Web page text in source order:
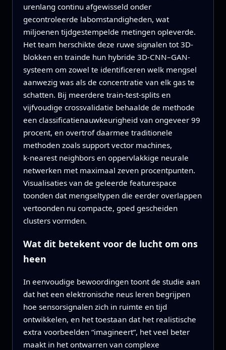
urenlang continu afgewisseld onder
gecontroleerde labomstandigheden, wat
miljoenen tijdgestempelde metingen opleverde.
Het team herschikte deze ruwe signalen tot 3D-
blokken en trainde hun hybride 3D‑CNN–GAN-
systeem om zowel te identificeren welk mengsel
aanwezig was als de concentratie van elk gas te
schatten. Bij meerdere train-test-splits en
vijfvoudige crossvalidatie behaalde de methode
een classificatienauwkeurigheid van ongeveer 99
procent, en overtrof daarmee traditionele
methoden zoals support vector machines,
k‑nearest neighbors en oppervlakkige neurale
netwerken met maximaal zeven procentpunten.
Visualisaties van de geleerde featurespace
toonden dat mengseltypen die eerder overlappen
vertoonden nu compacte, goed gescheiden
clusters vormden.
Wat dit betekent voor de lucht om ons
heen
In eenvoudige bewoordingen toont de studie aan
dat het een elektronische neus leren begrijpen
hoe sensorsignalen zich in ruimte en tijd
ontwikkelen, en het toestaan dat het realistische
extra voorbeelden “imagineert”, het veel beter
maakt in het ontwarren van complexe